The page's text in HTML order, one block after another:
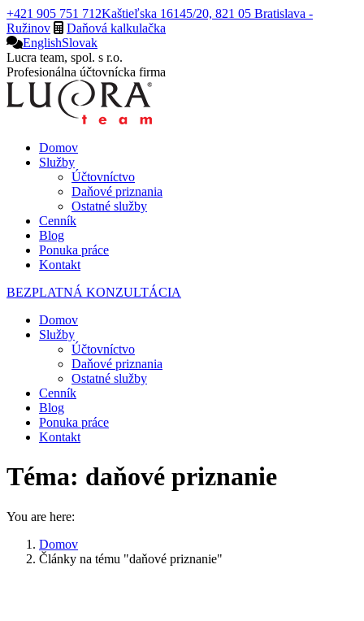
Skip
to
content
+421 905 751 712Kaštieľska 16145/20, 821 05 Bratislava -
Ružinov
Daňová kalkulačka
EnglishSlovak
Facebook
page
opens
Lucra team, spol. s r.o.
Profesionálna účtovnícka firma
Domov
Služby
Účtovníctvo
Daňové priznania
Ostatné služby
Cenník
Blog
Ponuka práce
Kontakt
BEZPLATNÁ KONZULTÁCIA
Domov
Služby
Účtovníctvo
Daňové priznania
Ostatné služby
Cenník
Blog
Ponuka práce
Kontakt
Téma: daňové priznanie
You are here:
Domov
Články na tému "daňové priznanie"